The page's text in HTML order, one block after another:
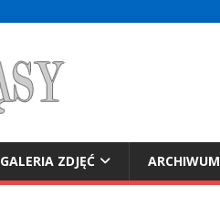
GALERIA ZDJĘĆ ARCHIWUM